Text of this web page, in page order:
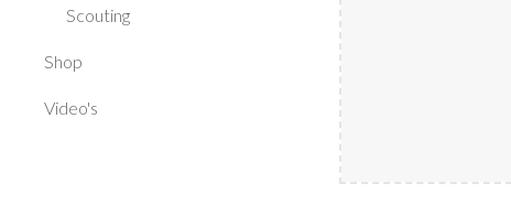
Scouting
Shop
Video's